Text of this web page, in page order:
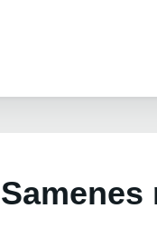
Jump
Samenes